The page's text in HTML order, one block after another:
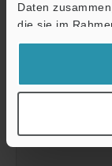
Daten
die sie im
haben.